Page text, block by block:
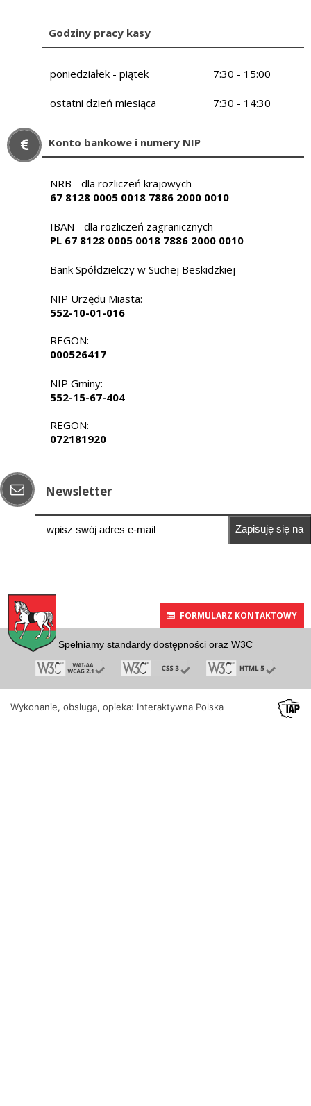
Godziny pracy kasy
poniedziałek - piątek 7:30 - 15:00
ostatni dzień miesiąca 7:30 - 14:30
Konto bankowe i numery NIP
NRB - dla rozliczeń krajowych
67 8128 0005 0018 7886 2000 0010
IBAN - dla rozliczeń zagranicznych
PL 67 8128 0005 0018 7886 2000 0010
Bank Spółdzielczy w Suchej Beskidzkiej
NIP Urzędu Miasta:
552-10-01-016
REGON:
000526417
NIP Gminy:
552-15-67-404
REGON:
072181920
Newsletter
Zapisuję się na
FORMULARZ KONTAKTOWY
Spełniamy standardy dostępności oraz W3C
Wykonanie, obsługa, opieka: Interaktywna Polska